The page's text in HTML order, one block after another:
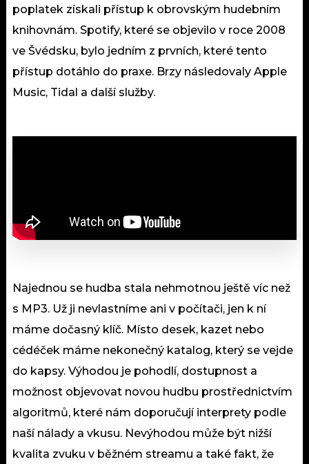
poplatek získali přístup k obrovským hudebním
knihovnám. Spotify, které se objevilo v roce 2008
ve Švédsku, bylo jedním z prvních, které tento
přístup dotáhlo do praxe. Brzy následovaly Apple
Music, Tidal a další služby.
Najednou se hudba stala nehmotnou ještě víc než
s MP3. Už ji nevlastníme ani v počítači, jen k ní
máme dočasný klíč. Místo desek, kazet nebo
cédéček máme nekonečný katalog, který se vejde
do kapsy. Výhodou je pohodlí, dostupnost a
možnost objevovat novou hudbu prostřednictvím
algoritmů, které nám doporučují interprety podle
naší nálady a vkusu. Nevýhodou může být nižší
kvalita zvuku v běžném streamu a také fakt, že